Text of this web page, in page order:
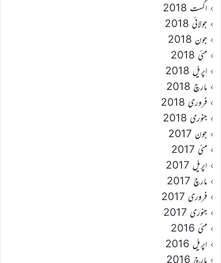
اگست 2018
جولائی 2018
جون 2018
مئی 2018
اپریل 2018
مارچ 2018
فروری 2018
جنوری 2018
جون 2017
مئی 2017
اپریل 2017
مارچ 2017
فروری 2017
جنوری 2017
مئی 2016
اپریل 2016
مارچ 2016